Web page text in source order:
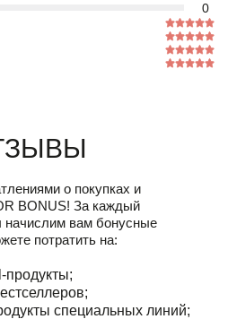
0
о покупках и
BONUS! За каждый
начислим вам бонусные
потратить на:
продукты;
специальных линий;